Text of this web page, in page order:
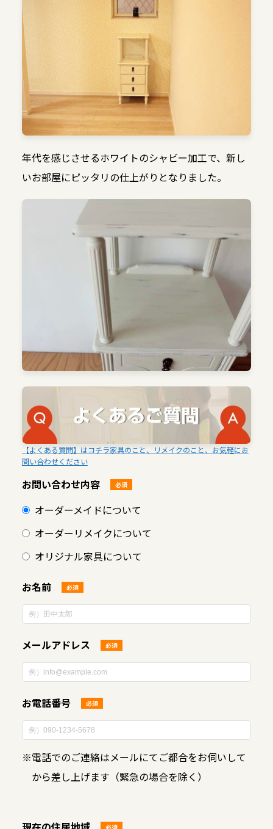
年代を感じさせるホワイトのシャビー加工で、新し
いお部屋にピッタリの仕上がりとなりました。
【よくある質問】はコチラ家具のこと、リメイクのこと、お気軽にお
問い合わせください
お問い合わせ内容 必須
オーダーメイドについて
オーダーリメイクについて
オリジナル家具について
お名前 必須
メールアドレス 必須
お電話番号 必須
※電話でのご連絡はメールにてご都合をお伺いして
から差し上げます（緊急の場合を除く）
必須